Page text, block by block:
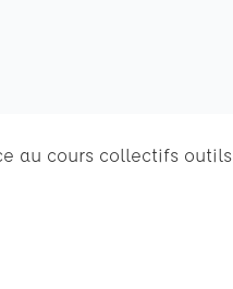
au cours collectifs outils